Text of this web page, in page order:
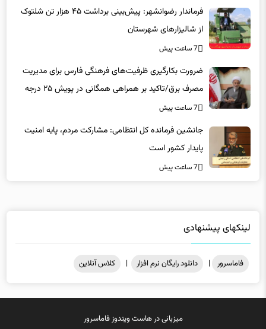
فرماندار رضوانشهر: پیش‌بینی برداشت ۴۵ هزار تن شلتوک
از شالیزارهای شهرستان
7 ساعت پیش
ضرورت بکارگیری ظرفیت‌های فرهنگی فارس برای مدیریت
مصرف برق/تاکید بر همراهی همگانی در پویش ۲۵ درجه
7 ساعت پیش
جانشین فرمانده کل انتظامی: مشارکت مردم، پایه امنیت
پایدار کشور است
7 ساعت پیش
لینکهای پیشنهادی
فاماسرور | دانلود رایگان نرم افزار | کلاس آنلاین
میزبانی درهاست ویندوزفاماسرور